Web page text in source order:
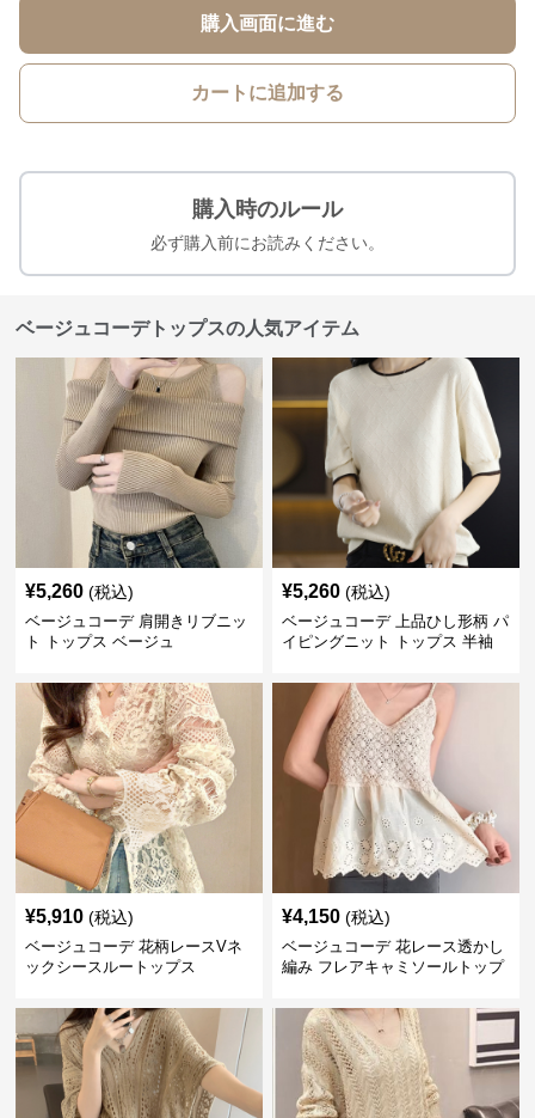
購入画面に進む
カートに追加する
購入時のルール
必ず購入前にお読みください。
ベージュコーデトップスの人気アイテム
¥5,260 (税込)
ベージュコーデ 肩開きリブニッ
ト トップス ベージュ
¥5,260 (税込)
ベージュコーデ 上品ひし形柄 パ
イピングニット トップス 半袖
¥5,910 (税込)
ベージュコーデ 花柄レースVネ
ックシースルートップス
¥4,150 (税込)
ベージュコーデ 花レース透かし
編み フレアキャミソールトップ